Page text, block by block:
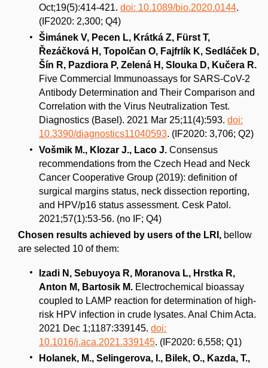
Oct;19(5):414-421. doi: 10.1089/bio.2020.0144.
(IF2020: 2,300; Q4)
Šimánek V, Pecen L, Krátká Z, Fürst T,
Řezáčková H, Topolčan O, Fajfrlík K, Sedláček D,
Šín R, Pazdiora P, Zelená H, Slouka D, Kučera R.
Five Commercial Immunoassays for SARS-CoV-2
Antibody Determination and Their Comparison and
Correlation with the Virus Neutralization Test.
Diagnostics (Basel). 2021 Mar 25;11(4):593. doi:
10.3390/diagnostics11040593. (IF2020: 3,706; Q2)
Vošmik M., Klozar J., Laco J. Consensus
recommendations from the Czech Head and Neck
Cancer Cooperative Group (2019): definition of
surgical margins status, neck dissection reporting,
and HPV/p16 status assessment. Cesk Patol.
2021;57(1):53-56. (no IF; Q4)
Chosen results achieved by users of the LRI, bellow
are selected 10 of them:
Izadi N, Sebuyoya R, Moranova L, Hrstka R,
Anton M, Bartosik M. Electrochemical bioassay
coupled to LAMP reaction for determination of high-
risk HPV infection in crude lysates. Anal Chim Acta.
2021 Dec 1;1187:339145. doi:
10.1016/j.aca.2021.339145. (IF2020: 6,558; Q1)
Holanek, M., Selingerova, I., Bilek, O., Kazda, T.,